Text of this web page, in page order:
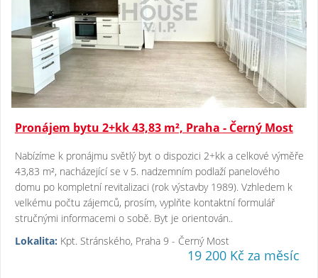
Pronájem bytu 2+kk 43,83 m², Praha - Černý Most
Nabízíme k pronájmu světlý byt o dispozici 2+kk a celkové výměře
43,83 m², nacházející se v 5. nadzemním podlaží panelového
domu po kompletní revitalizaci (rok výstavby 1989). Vzhledem k
velkému počtu zájemců, prosím, vyplňte kontaktní formulář
stručnými informacemi o sobě. Byt je orientován..
Lokalita: Kpt. Stránského, Praha 9 - Černý Most
19 200 Kč za měsíc